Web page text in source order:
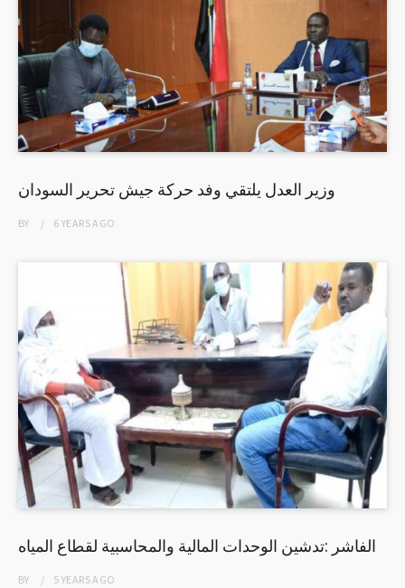
وزير العدل يلتقي وفد حركة جيش تحرير السودان
BY 6 YEARSAGO
الفاشر :تدشين الوحدات المالية والمحاسبية لقطاع المياه
BY 5 YEARSAGO